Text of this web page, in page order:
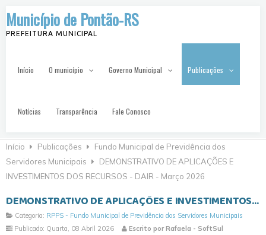
Município de Pontão-RS
PREFEITURA MUNICIPAL
Início O município Governo Municipal Publicações
Notícias Transparência Fale Conosco
Início Publicações
Fundo Municipal de Previdência dos
Servidores Municipais
DEMONSTRATIVO DE APLICAÇÕES E
INVESTIMENTOS DOS RECURSOS - DAIR - Março 2026
DEMONSTRATIVO DE APLICAÇÕES E INVESTIMENTOS DOS RECURSOS - DAIR - Março 2026
Categoria: RPPS - Fundo Municipal de Previdência dos Servidores Municipais
Publicado: Quarta, 08 Abril 2026
Escrito por Rafaela - SoftSul